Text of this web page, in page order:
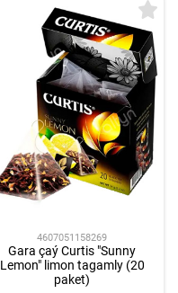
4607051158269
Gara çaý Curtis "Sunny
Lemon" limon tagamly (20
paket)